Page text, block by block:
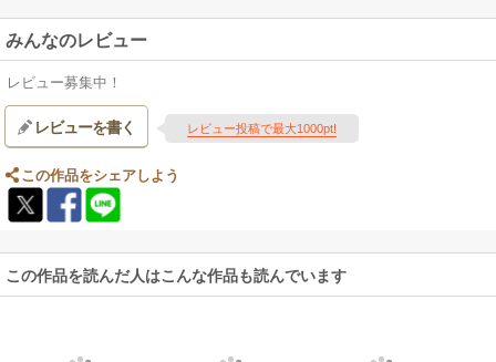
みんなのレビュー
レビュー募集中！
レビューを書く レビュー投稿で最大1000pt!
この作品をシェアしよう
この作品を読んだ人はこんな作品も読んでいます